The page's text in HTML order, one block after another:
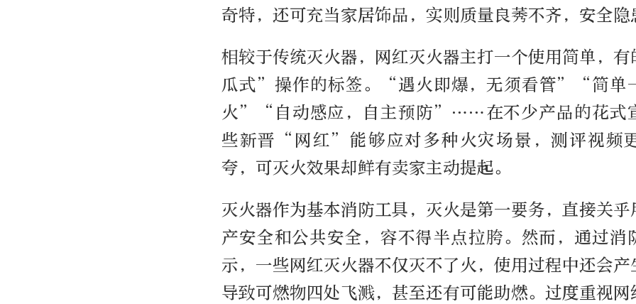
奇特，还可充当家居饰品，实则质量良莠不齐，安全隐
相较于传统灭火器，网红灭火器主打一个使用简单，
瓜式”操作的标签。“遇火即爆，无须看管”“简单
火”“自动感应，自主预防”……在不少产品的花式
些新晋“网红”能够应对多种火灾场景，测评视频
夸，可灭火效果却鲜有卖家主动提起。
灭火器作为基本消防工具，灭火是第一要务，直接关乎
产安全和公共安全，容不得半点拉胯。然而，通过消
示，一些网红灭火器不仅灭不了火，使用过程中还会产
导致可燃物四处飞溅，甚至还有可能助燃。过度重视网